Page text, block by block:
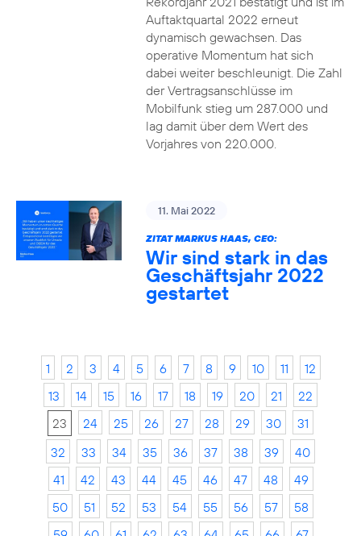
Auftaktquartal 2022 erneut
dynamisch gewachsen. Das
operative Momentum hat sich
dabei weiter beschleunigt. Die Zahl
der Vertragsanschlüsse im
Mobilfunk stieg um 287.000 und
lag damit über dem Wert des
Vorjahres von 220.000.
11. Mai 2022
ZITAT MARKUS HAAS, CEO:
Wir sind stark in das
Geschäftsjahr 2022
gestartet
1 2 3 4 5 6 7 8 9 10 11
12
13
14 15 16 17 18 19 20 21
22
23
24 25 26 27 28 29 30
31
32
33 34 35 36 37 38 39
40
41
42 43 44 45 46 47 48
49
50
51 52 53 54 55 56 57
58